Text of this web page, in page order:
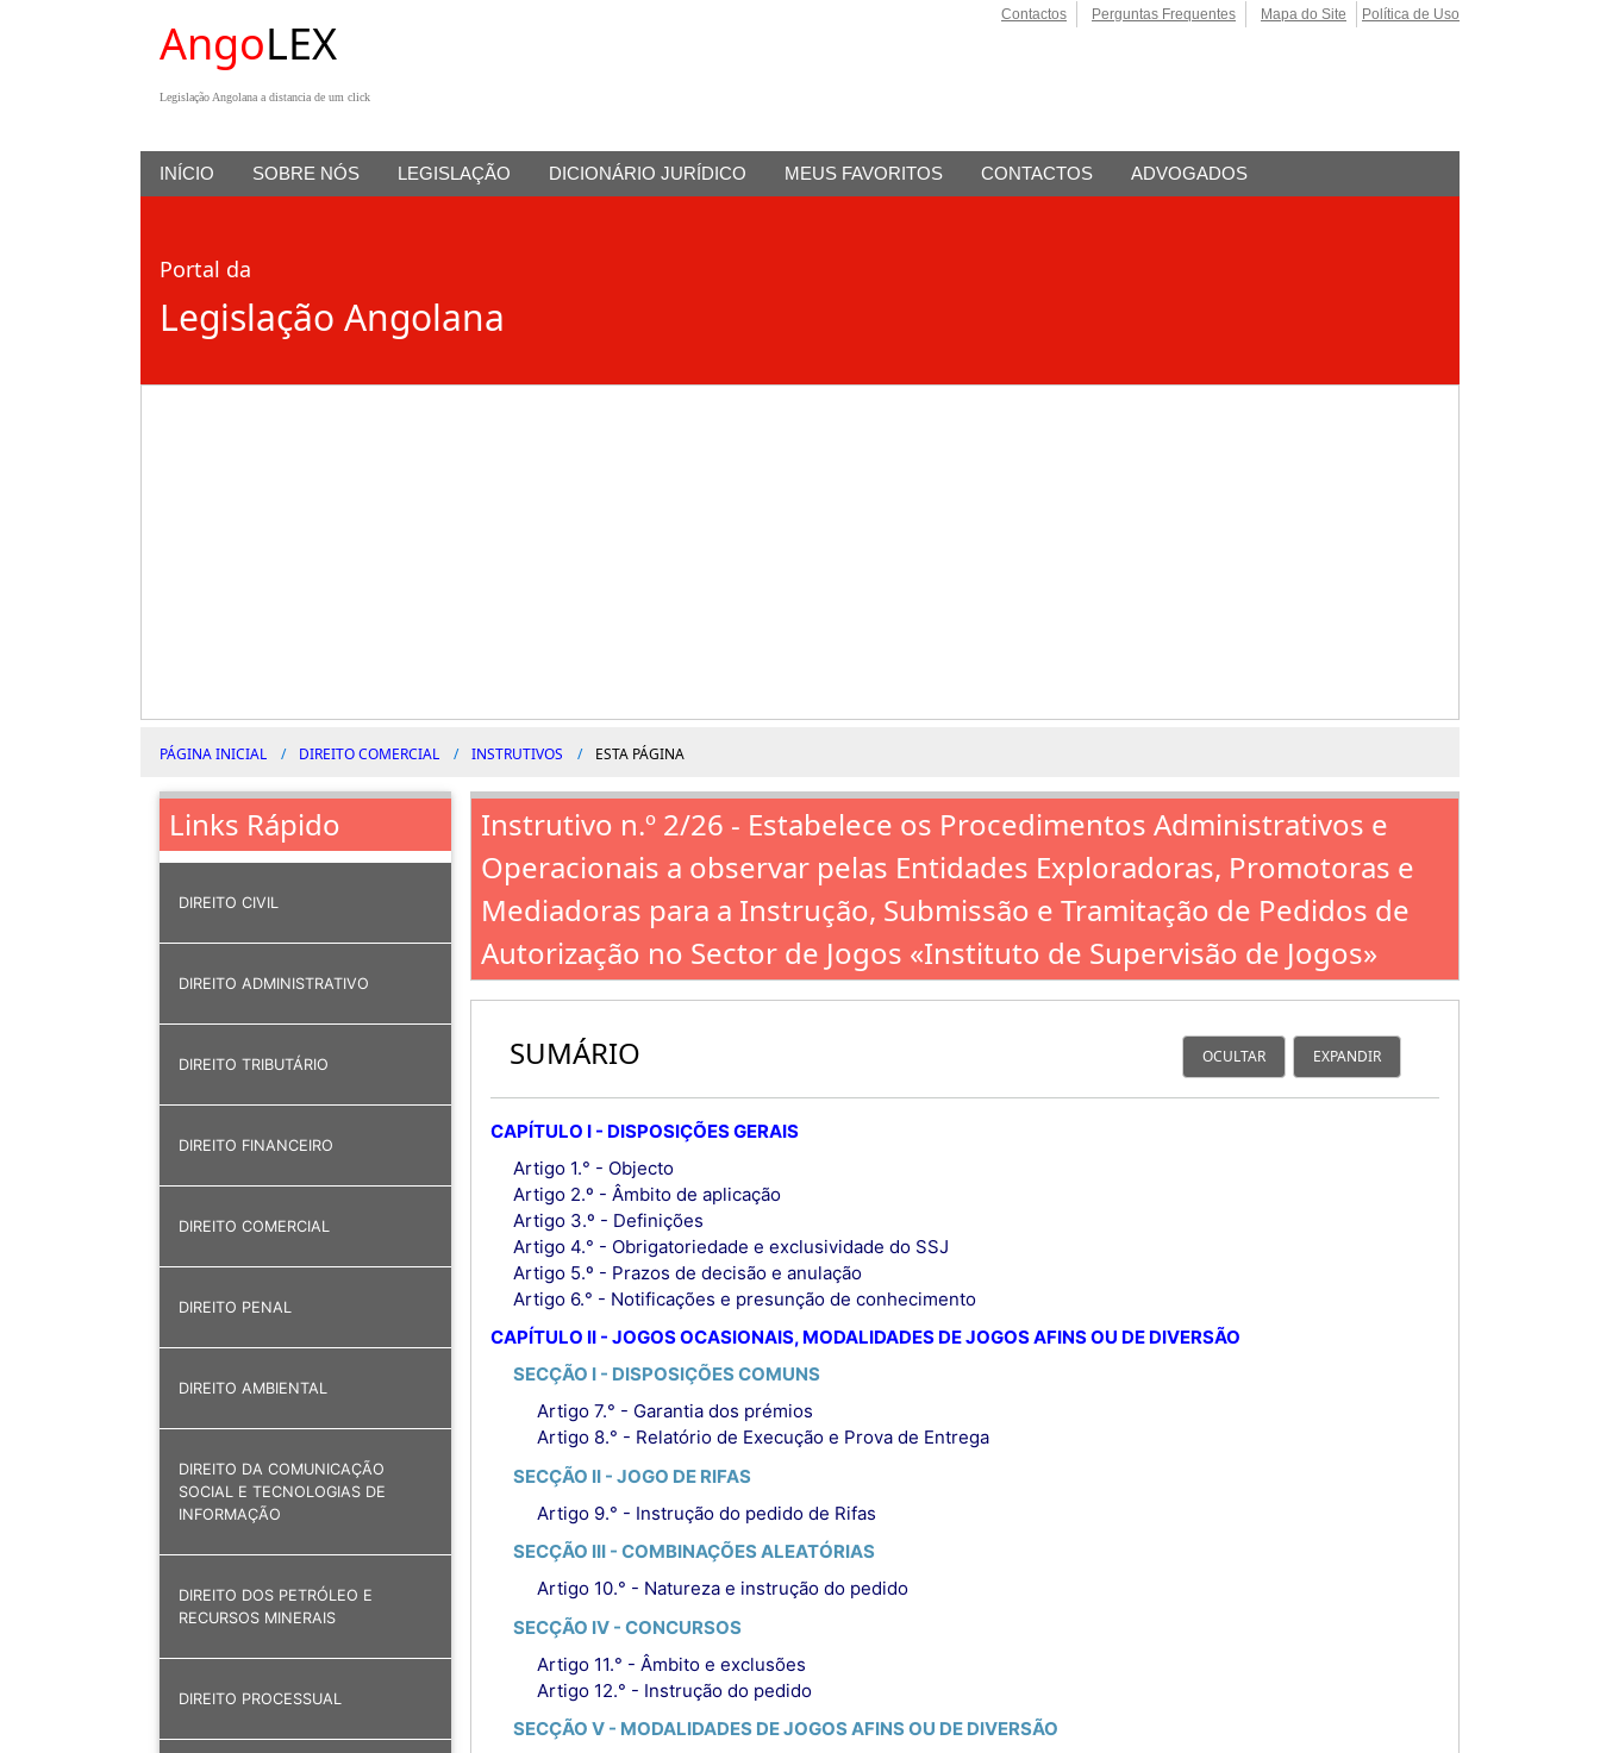
AngoLEX
Legislação Angolana a distancia de um click
Contactos Perguntas Frequentes Mapa do Site Política de Uso
INÍCIO SOBRE NÓS LEGISLAÇÃO DICIONÁRIO JURÍDICO MEUS FAVORITOS CONTACTOS ADVOGADOS
Portal da
Legislação Angolana
PÁGINA INICIAL DIREITO COMERCIAL INSTRUTIVOS ESTA PÁGINA
Links Rápido
DIREITO CIVIL
DIREITO ADMINISTRATIVO
DIREITO TRIBUTÁRIO
DIREITO FINANCEIRO
DIREITO COMERCIAL
DIREITO PENAL
DIREITO AMBIENTAL
DIREITO DA COMUNICAÇÃO
SOCIAL E TECNOLOGIAS DE
INFORMAÇÃO
DIREITO DOS PETRÓLEO E
RECURSOS MINERAIS
DIREITO PROCESSUAL
Instrutivo n.º 2/26 - Estabelece os Procedimentos Administrativos e
Operacionais a observar pelas Entidades Exploradoras, Promotoras e
Mediadoras para a Instrução, Submissão e Tramitação de Pedidos de
Autorização no Sector de Jogos «Instituto de Supervisão de Jogos»
SUMÁRIO OCULTAR EXPANDIR
CAPÍTULO I - DISPOSIÇÕES GERAIS
Artigo 1.° - Objecto
Artigo 2.º - Âmbito de aplicação
Artigo 3.º - Definições
Artigo 4.° - Obrigatoriedade e exclusividade do SSJ
Artigo 5.º - Prazos de decisão e anulação
Artigo 6.° - Notificações e presunção de conhecimento
CAPÍTULO II - JOGOS OCASIONAIS, MODALIDADES DE JOGOS AFINS OU DE DIVERSÃO
SECÇÃO I - DISPOSIÇÕES COMUNS
Artigo 7.° - Garantia dos prémios
Artigo 8.° - Relatório de Execução e Prova de Entrega
SECÇÃO II - JOGO DE RIFAS
Artigo 9.° - Instrução do pedido de Rifas
SECÇÃO III - COMBINAÇÕES ALEATÓRIAS
Artigo 10.° - Natureza e instrução do pedido
SECÇÃO IV - CONCURSOS
Artigo 11.° - Âmbito e exclusões
Artigo 12.° - Instrução do pedido
SECÇÃO V - MODALIDADES DE JOGOS AFINS OU DE DIVERSÃO